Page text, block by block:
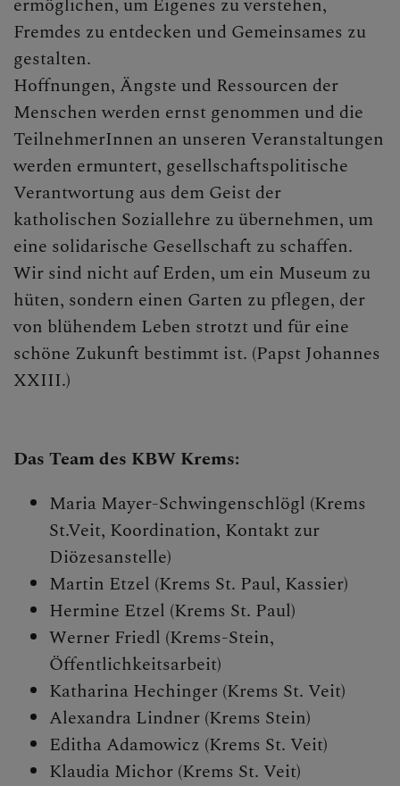
AK Liturgie
AK Pfarrcafé
Domfreunde
GOTTESDIENSTE &
MITTEILUNGEN
SAKRAMENTE & INFOS
GESCHICHTE &
PFARRBRIEF
KIRCHENMUSIK
GELÖBNISWALLFAHRT
DOMFREUNDE
Fremdes zu entdecken und Gemeinsames zu
gestalten.
Hoffnungen, Ängste und Ressourcen der
Menschen werden ernst genommen und die
TeilnehmerInnen an unseren Veranstaltungen
werden ermuntert, gesellschaftspolitische
Verantwortung aus dem Geist der
katholischen Soziallehre zu übernehmen, um
eine solidarische Gesellschaft zu schaffen.
Wir sind nicht auf Erden, um ein Museum zu
hüten, sondern einen Garten zu pflegen, der
von blühendem Leben strotzt und für eine
schöne Zukunft bestimmt ist. (Papst Johannes
XXIII.)
Das Team des KBW Krems:
Maria Mayer-Schwingenschlögl (Krems
St.Veit, Koordination, Kontakt zur
Diözesanstelle)
Martin Etzel (Krems St. Paul, Kassier)
Hermine Etzel (Krems St. Paul)
Werner Friedl (Krems-Stein,
Öffentlichkeitsarbeit)
Katharina Hechinger (Krems St. Veit)
Alexandra Lindner (Krems Stein)
Editha Adamowicz (Krems St. Veit)
Klaudia Michor (Krems St. Veit)